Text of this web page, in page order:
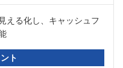
える化し、キャッシュフ
ト